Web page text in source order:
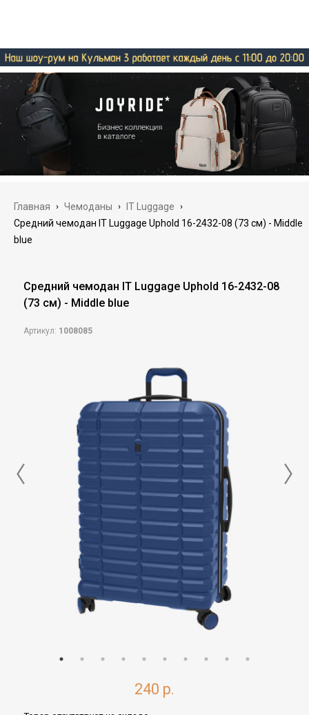
Главная › Чемоданы › IT Luggage ›
Средний чемодан IT Luggage Uphold 16-2432-08 (73 см) - Middle
blue
Средний чемодан IT Luggage Uphold 16-2432-08
(73 см) - Middle blue
Артикул: 1008085
240 р.